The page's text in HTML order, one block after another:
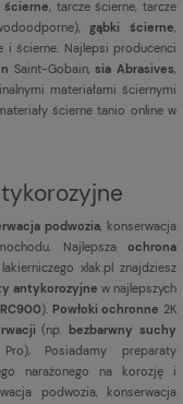
ścierne, tarcze ścierne, tarcze
gąbki ścierne,
i ścierne. Najlepsi producenci
Saint-Gobain,sia Abrasives,
materiałami ściernymi
ścierne tanio online w
podwozia, konserwacja
Najlepsza ochrona
xlak.pl znajdziesz
antykorozyjne w najlepszych
). Powłoki ochronne 2K
(np. bezbarwny suchy
Posiadamy preparaty
narażonego na korozję i
podwozia, konserwacja